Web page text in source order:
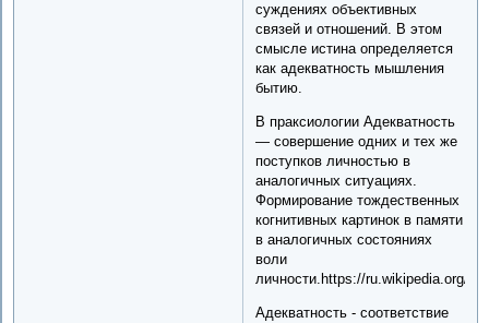
суждениях объективных
связей и отношений. В этом
смысле истина определяется
как адекватность мышления
бытию.
В праксиологии Адекватность
— совершение одних и тех же
поступков личностью в
аналогичных ситуациях.
Формирование тождественных
когнитивных картинок в памяти
в аналогичных состояниях
воли
личности.https://ru.wikipedia.org/
Адекватность - соответствие